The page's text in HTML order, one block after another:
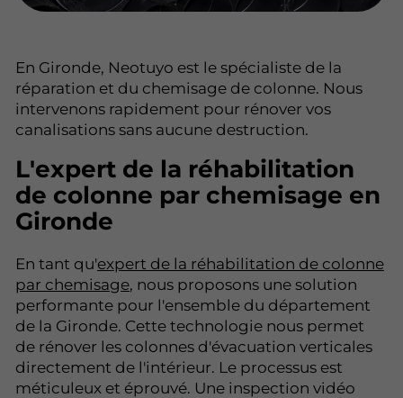
En Gironde, Neotuyo est le spécialiste de la
réparation et du chemisage de colonne. Nous
intervenons rapidement pour rénover vos
canalisations sans aucune destruction.
L'expert de la réhabilitation
de colonne par chemisage en
Gironde
En tant qu'expert de la réhabilitation de colonne
par chemisage, nous proposons une solution
performante pour l'ensemble du département
de la Gironde. Cette technologie nous permet
de rénover les colonnes d'évacuation verticales
directement de l'intérieur. Le processus est
méticuleux et éprouvé. Une inspection vidéo